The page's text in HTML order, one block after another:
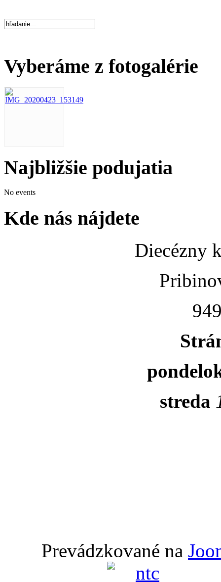
Vyberáme z fotogalérie
Najbližšie podujatia
No events
Kde nás nájdete
Diecézny
streda
Prevádzkované na